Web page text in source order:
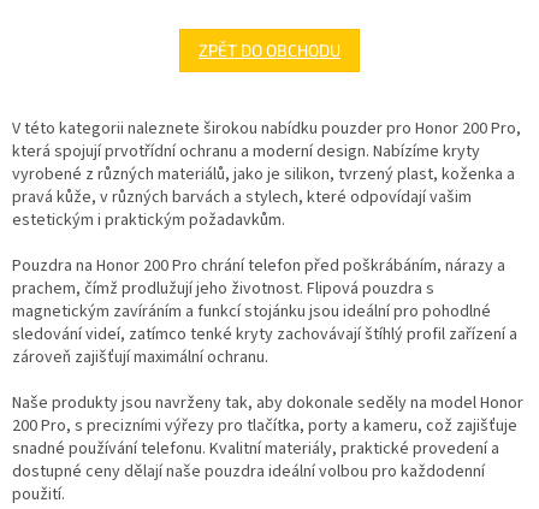
ZPĚT DO OBCHODU
V této kategorii naleznete širokou nabídku pouzder pro Honor 200 Pro,
která spojují prvotřídní ochranu a moderní design. Nabízíme kryty
vyrobené z různých materiálů, jako je silikon, tvrzený plast, koženka a
pravá kůže, v různých barvách a stylech, které odpovídají vašim
estetickým i praktickým požadavkům.
Pouzdra na Honor 200 Pro chrání telefon před poškrábáním, nárazy a
prachem, čímž prodlužují jeho životnost. Flipová pouzdra s
magnetickým zavíráním a funkcí stojánku jsou ideální pro pohodlné
sledování videí, zatímco tenké kryty zachovávají štíhlý profil zařízení a
zároveň zajišťují maximální ochranu.
Naše produkty jsou navrženy tak, aby dokonale seděly na model Honor
200 Pro, s precizními výřezy pro tlačítka, porty a kameru, což zajišťuje
snadné používání telefonu. Kvalitní materiály, praktické provedení a
dostupné ceny dělají naše pouzdra ideální volbou pro každodenní
použití.